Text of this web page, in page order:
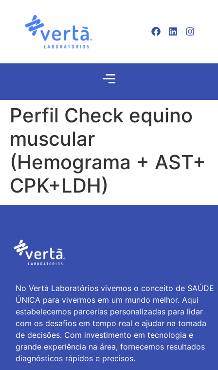
Perfil Check equino
muscular
(Hemograma + AST+
CPK+LDH)
No Vertà Laboratórios vivemos o conceito de SAÚDE
ÚNICA para vivermos em um mundo melhor. Aqui
estabelecemos parcerias personalizadas para lidar
com os desafios em tempo real e ajudar na tomada
de decisões. Com investimento em tecnologia e
grande experiência na área, fornecemos resultados
diagnósticos rápidos e precisos.